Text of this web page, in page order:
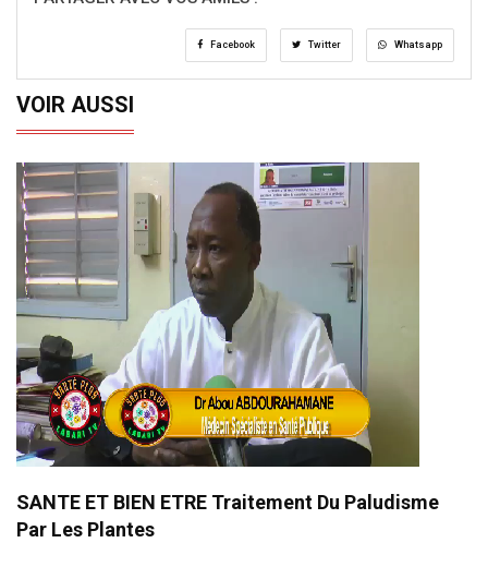
Facebook Twitter Whatsapp
VOIR AUSSI
SANTE ET BIEN ETRE Traitement Du Paludisme
Par Les Plantes